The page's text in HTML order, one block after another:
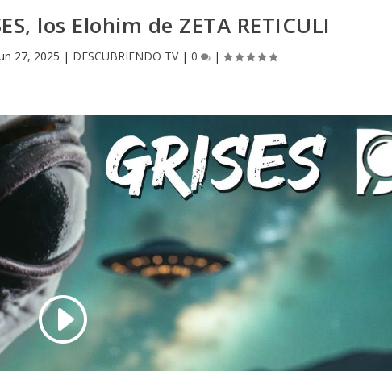
los Elohim de ZETA RETICULI
27, 2025 | DESCUBRIENDO TV| 0 |